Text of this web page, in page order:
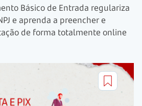
Básico de Entrada regulariza
e aprenda a preencher e
de forma totalmente online